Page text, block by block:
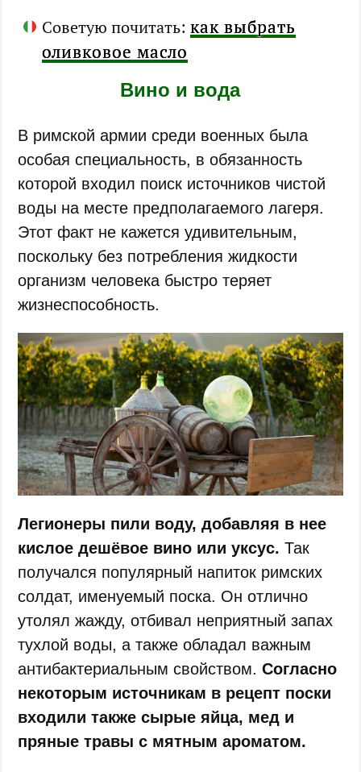
Советую почитать:как выбрать
оливковое масло
Вино и вода
В римской армии среди военных была
особая специальность, в обязанность
которой входил поиск источников чистой
воды на месте предполагаемого лагеря.
Этот факт не кажется удивительным,
поскольку без потребления жидкости
организм человека быстро теряет
жизнеспособность.
Легионеры пили воду, добавляя в нее
кислое дешёвое вино или уксус. Так
получался популярный напиток римских
солдат, именуемый поска. Он отлично
утолял жажду, отбивал неприятный запах
тухлой воды, а также обладал важным
антибактериальным свойством.Согласно
некоторым источникам в рецепт поски
входили также сырые яйца, мед и
пряные травы с мятным ароматом.